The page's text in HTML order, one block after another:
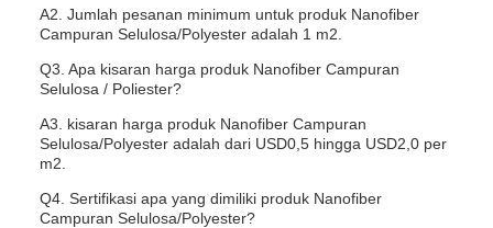
A2. Jumlah pesanan minimum untuk produk Nanofiber
Campuran Selulosa/Polyester adalah 1 m2.
Q3. Apa kisaran harga produk Nanofiber Campuran
Selulosa / Poliester?
A3. kisaran harga produk Nanofiber Campuran
Selulosa/Polyester adalah dari USD0,5 hingga USD2,0 per
m2.
Q4. Sertifikasi apa yang dimiliki produk Nanofiber
Campuran Selulosa/Polyester?